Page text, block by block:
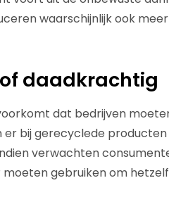
waarschijnlijk ook
daadkrachtig
dat bedrijven
er bij gerecyclede
verwachten
gebruiken om